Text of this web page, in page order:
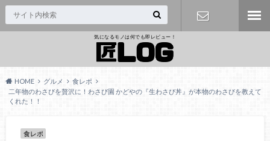
気になるモノは何でも即レビュー！
HOME グルメ
食レポ
二年物のわさびを贅沢に！わさび園 かどやの『生わさび丼』が本物のわさびを教えて
くれた！！
食レポ